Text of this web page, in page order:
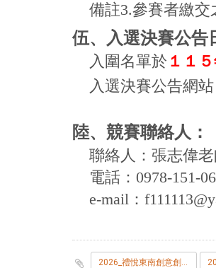
備註3.參賽者繳交
伍、入選決賽公告
入圍名單於 １１
入選決賽公告網站
陸、競賽聯絡人：
聯絡人：張志偉老
電話： 0978-151-
e-mail：
2026_禮悅東南創意創業烘焙伴手禮競賽.pdf